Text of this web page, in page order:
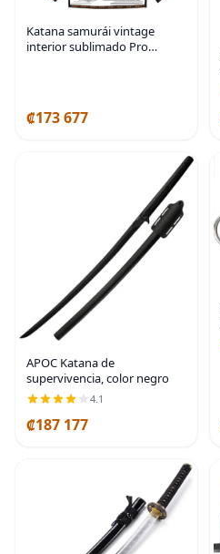
Katana samurái vintage
interior sublimado Pro
₡173 677
APOC Katana de
supervivencia, color negro
4.1
₡187 177